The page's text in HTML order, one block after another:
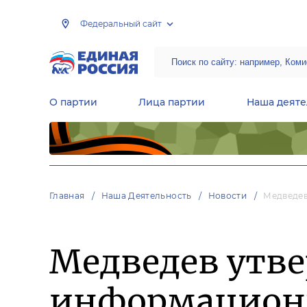
Федеральный сайт
О партии Лица партии Наша
Главная Наша Деятельность Новости
Медведев